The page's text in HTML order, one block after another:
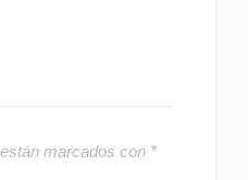
marcados con *